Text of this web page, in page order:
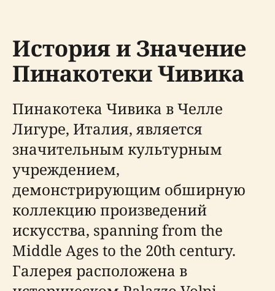
История и Значение
Пинакотеки Чивика
Пинакотека Чивика в Челле
Лигуре, Италия, является
значительным культурным
учреждением,
демонстрирующим обширную
коллекцию произведений
искусства, spanning from the
Middle Ages to the 20th century.
Галерея расположена в